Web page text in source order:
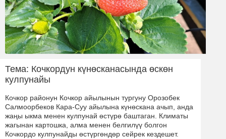
Тема: Кочкордун күнөсканасында өскөн
кулпунайы
Кочкор районун Кочкор айылынын тургуну Орозобек
Салмоорбеков Кара-Суу айылына күнөскана ачып, анда
жаңы ыкма менен кулпунай өстүрө баштаган. Климаты
жагынан картошка, алма менен белгилүү болгон
Кочкордо кулпунайды өстүргөндөр сейрек кездешет.